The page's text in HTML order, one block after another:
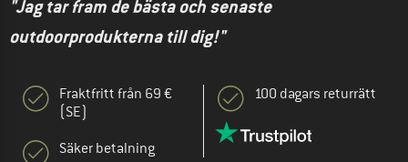
"Jag tar fram de bästa och senaste
outdoorprodukterna till dig!"
Fraktfritt från 69 €
(SE)
Säker betalning
100 dagars returrätt